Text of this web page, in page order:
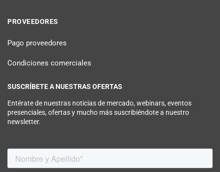
PROVEEDORES
Pago proveedores
Condiciones comerciales
SUSCRÍBETE A NUESTRAS OFERTAS
Entérate de nuestras noticias de mercado, webinars, eventos
presenciales, ofertas y mucho más suscribiéndote a nuestro
newsletter.